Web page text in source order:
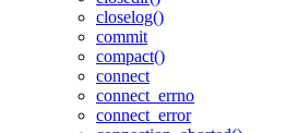
closelog()
commit
compact()
connect
connect_errno
connect_error